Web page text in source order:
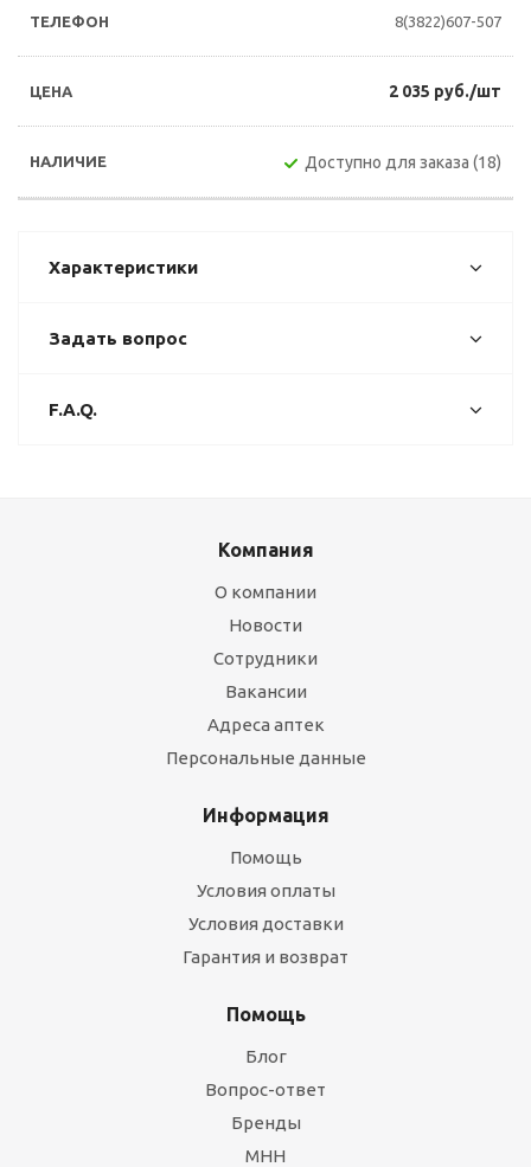
8(3822)607-507
2 035 руб./шт
Доступно для заказа (18)
Характеристики
Задать вопрос
F.A.Q.
Компания
О компании
Новости
Сотрудники
Вакансии
Адреса аптек
Персональные данные
Информация
Помощь
Условия оплаты
Условия доставки
Гарантия и возврат
Помощь
Блог
Вопрос-ответ
Бренды
МНН